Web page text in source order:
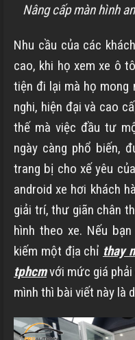
Nâng cấp màn hình
Nhu cầu của các
cao, khi họ xem xe ô
tiện đi lại mà họ
nghi, hiện đại và cao
thế mà việc đầu tư
ngày càng phổ biến,
trang bị cho xế yêu
android xe hơi khách
giải trí, thư giãn chân
hình theo xe. Nếu
kiếm một địa chỉ thay
tphcmvới mức giá phải
mình thì bài viết này là